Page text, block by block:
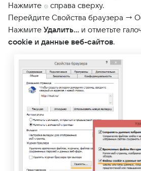
Нажмите
справа сверху.
Перейдите Свойства браузера →
Нажмите Удалить… и отметьте
cookie и данные веб-сайтов.